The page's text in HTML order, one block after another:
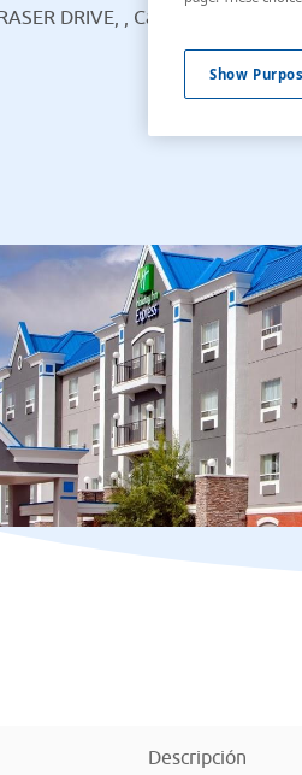
DRIVE, , Calgary, Alberta,
Descripción
Show